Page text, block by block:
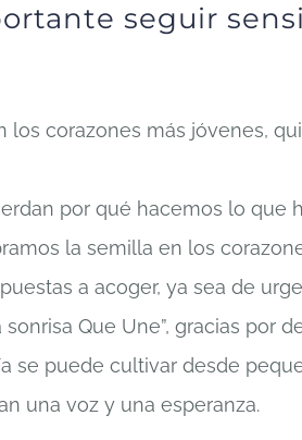
seguir
los corazones más jóvenes,
por qué hacemos lo que
la semilla en los
a acoger, ya sea de
sonrisa Que Une”, gracias
se puede cultivar desde
una voz y una esperanza.